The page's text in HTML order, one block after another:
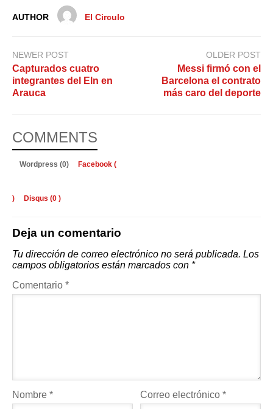
AUTHOR El Circulo
NEWER POST
Capturados cuatro
integrantes del Eln en
Arauca
OLDER POST
Messi firmó con el
Barcelona el contrato
más caro del deporte
COMMENTS
Wordpress (0) Facebook (
) Disqus (0 )
Deja un comentario
Tu dirección de correo electrónico no será publicada. Los
campos obligatorios están marcados con *
Comentario *
Nombre * Correo electrónico*